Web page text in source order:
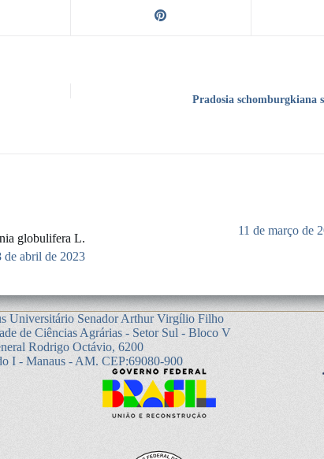
Pradosia schomburgkiana
globulifera L.
de abril de 2023
11 de março de
Universitário Senador Arthur Virgílio Filho
de Ciências Agrárias - Setor Sul - Bloco V
Rodrigo Octávio, 6200
I - Manaus - AM. CEP:69080-900